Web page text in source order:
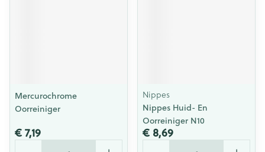
Mercurochrome
Oorreiniger
€ 7,19
Aantal
Nippes
Nippes Huid- En
Oorreiniger N10
€ 8,69
Aantal